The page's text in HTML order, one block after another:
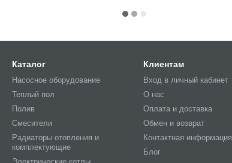
Каталог
Насосное оборудование
Теплый пол
Полив
Смесители
Радиаторы отопления и
комплектующие
Клиентам
Вход в личный кабинет
О нас
Оплата и доставка
Обмен и возврат
Контактная информация
Блог